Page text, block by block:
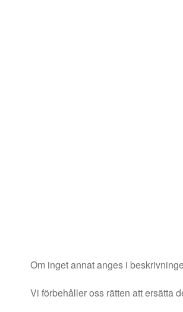
Om inget annat anges i
Vi förbehåller oss rätten att ersätta